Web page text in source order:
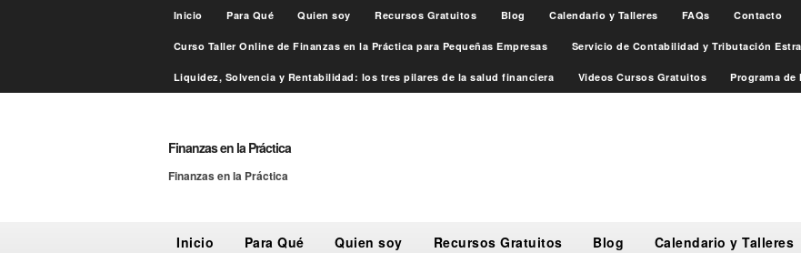
Inicio Para Qué Quien soy Recursos Gratuitos Blog Calendario y Talleres FAQs Contacto
Curso Taller Online de Finanzas en la Práctica para Pequeñas Empresas Servicio de Contabilidad y Tributación
Liquidez, Solvencia y Rentabilidad: los tres pilares de la salud financiera Videos Cursos Gratuitos Programa de
Finanzas en la Práctica
Finanzas en la Práctica
Inicio Para Qué Quien soy Recursos Gratuitos Blog Calendario y Talleres